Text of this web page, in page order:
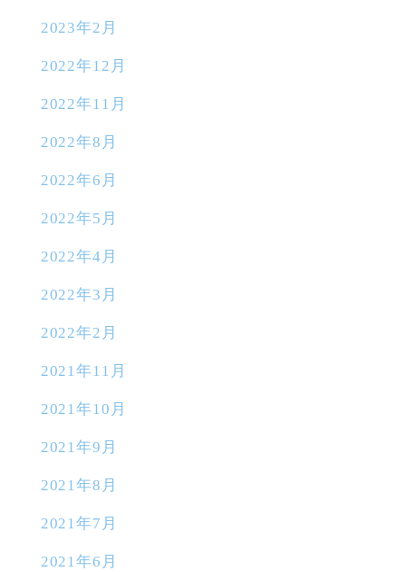
2023年2月
2022年12月
2022年11月
2022年8月
2022年6月
2022年5月
2022年4月
2022年3月
2022年2月
2021年11月
2021年10月
2021年9月
2021年8月
2021年7月
2021年6月